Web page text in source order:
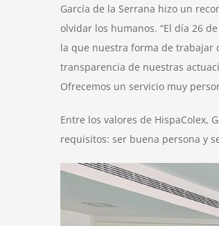
García de la Serrana hizo un
olvidar los humanos. “El día 26
la que nuestra forma de trabajar
transparencia de nuestras
Ofrecemos un servicio muy
Entre los valores de HispaColex,
requisitos: ser buena persona y